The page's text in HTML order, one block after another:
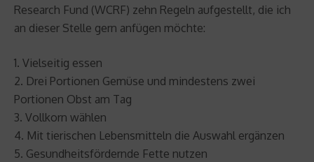
Research Fund (WCRF) zehn Regeln aufgestellt, die ich
an dieser Stelle gern anfügen möchte:
1. Vielseitig essen
2. Drei Portionen Gemüse und mindestens zwei
Portionen Obst am Tag
3. Vollkorn wählen
4. Mit tierischen Lebensmitteln die Auswahl ergänzen
5. Gesundheitsfördernde Fette nutzen